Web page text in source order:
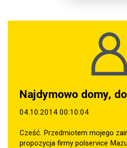
Najdymowo domy,
04.10.2014 00:10:04
Cześć. Przedmiotem mojego
propozycja firmy polservice